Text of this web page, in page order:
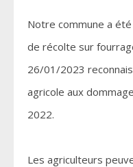
Notre commune a
de récolte sur
26/01/2023
agricole aux
2022.
Les agriculteurs